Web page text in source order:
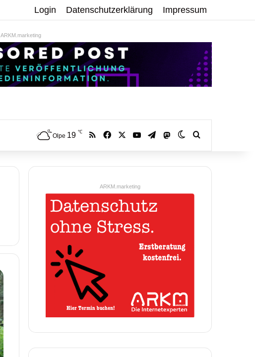
Login Datenschutzerklärung Impressum
ARKM.marketing
Olpe 19 ℃ RSS Facebook YouTubeTelegramMastodonSkin umschalten
ARKM.marketing